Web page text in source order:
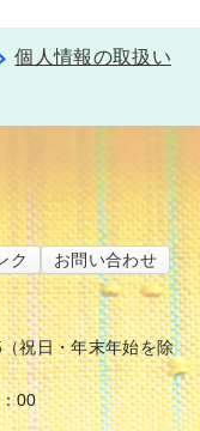
個人情報の取扱い
ク
お問い合わせ
祝日・年末年始を除
00